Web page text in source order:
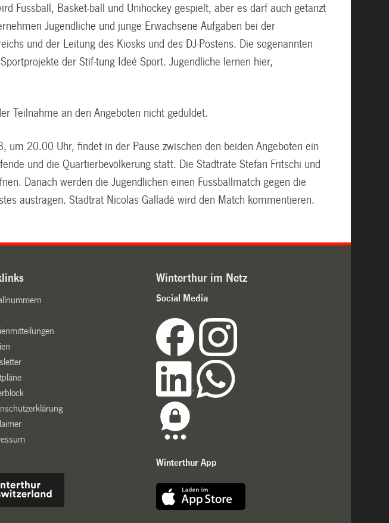
Fussball, Basket-ball und Unihockey gespielt, aber es darf auch getanzt
Jugendliche und junge Erwachsene Aufgaben bei der
und der Leitung des Kiosks und des DJ-Postens. Die sogenannten
der Stif-tung Ideé Sport. Jugendliche lernen hier,
Teilnahme an den Angeboten nicht geduldet.
um 20.00 Uhr, findet in der Pause zwischen den beiden Angeboten ein
und die Quartierbevölkerung statt. Die Stadträte Stefan Fritschi und
Danach werden die Jugendlichen einen Fussballmatch gegen die
austragen. Stadtrat Nicolas Galladé wird den Match kommentieren.
Winterthur im Netz
Social Media
Winterthur App